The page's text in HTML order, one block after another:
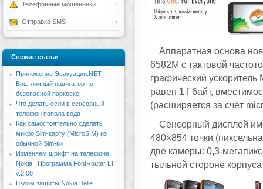
Аппаратная основа
6582M с тактовой
графический
равен 1 Гбайт,
(расширяется за счёт
Сенсорный дисплей
480×854 точки
две камеры: 0,3-
тыльной стороне
Телефонные мошенники
Отправка SMS
Свежие статьи
Приложение Эвакуации.NET –
Ваш личный навигатор по
безопасной парковке
Что делать если в сенсорный
телефон попала вода
Как самостоятельно сделать
микро Sim-карту (MicroSIM) из
обычной Sim-ки
Изменяем шрифт на телефоне
Nokia | Программа FontRouter LT
v.2.08
Взлом защиты Nokia Belle